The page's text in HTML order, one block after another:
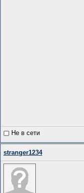
Не в сети
stranger1234